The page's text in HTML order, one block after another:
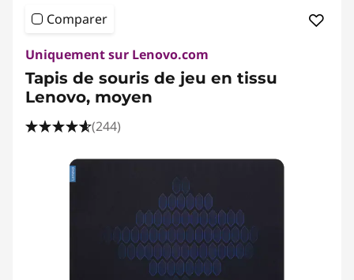
Comparer
Uniquement sur Lenovo.com
Tapis de souris de jeu en tissu
Lenovo, moyen
(244)